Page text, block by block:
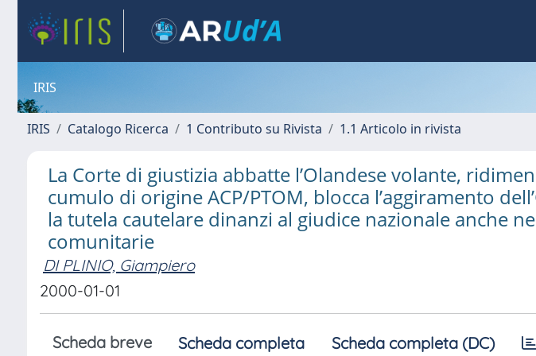
IRIS
IRIS Catalogo Ricerca 1 Contributo su Rivista 1.1 Articolo in rivista
La Corte di giustizia abbatte l’Olandese volante,
cumulo di origine ACP/PTOM, blocca l’aggiramento
la tutela cautelare dinanzi al giudice nazionale anche
comunitarie
DI PLINIO, Giampiero
2000-01-01
Scheda breve Scheda completa Scheda completa (DC)